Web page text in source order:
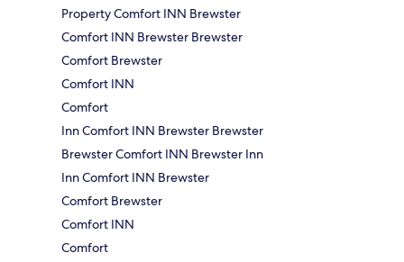
Property Comfort INN Brewster
Comfort INN Brewster Brewster
Comfort Brewster
Comfort INN
Comfort
Inn Comfort INN Brewster Brewster
Brewster Comfort INN Brewster Inn
Inn Comfort INN Brewster
Comfort Brewster
Comfort INN
Comfort